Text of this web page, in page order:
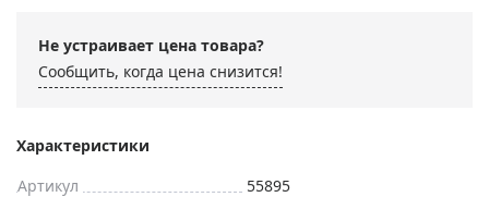
Не устраивает цена товара?
Сообщить, когда цена снизится!
Характеристики
Артикул
55895